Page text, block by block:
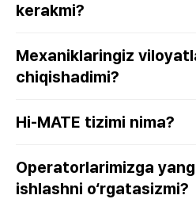
kerakmi?
Mexaniklaringiz
chiqishadimi?
Hi-MATE tizimi nima?
Operatorlarimizga
ishlashni o‘rgatasizmi?